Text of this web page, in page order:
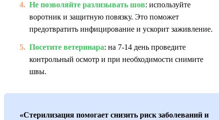
Не позволяйте разлизывать шов: используйте
воротник и защитную повязку. Это поможет
предотвратить инфицирование и ускорит заживление.
Посетите ветеринара: на 7-14 день проведите
контрольный осмотр и при необходимости снимите
швы.
«Стерилизация помогает снизить риск заболеваний и